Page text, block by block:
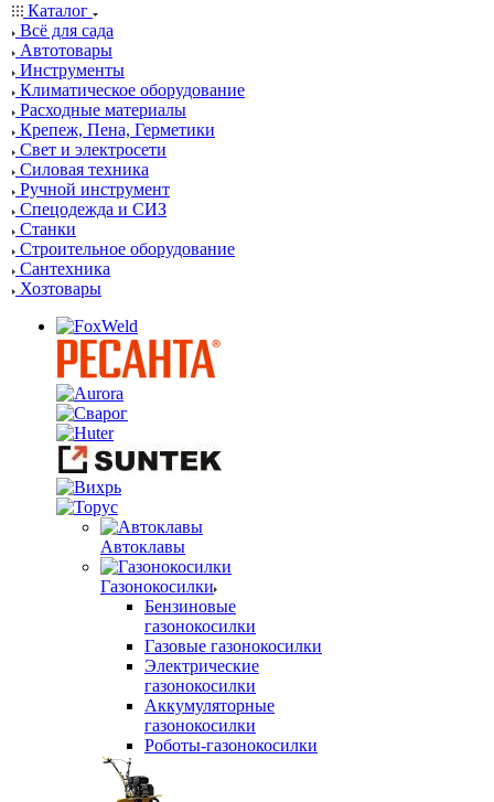
Каталог
Всё для сада
Автотовары
Инструменты
Климатическое оборудование
Расходные материалы
Крепеж, Пена, Герметики
Свет и электросети
Силовая техника
Ручной инструмент
Спецодежда и СИЗ
Станки
Строительное оборудование
Сантехника
Хозтовары
Автоклавы
Газонокосилки
Бензиновые
газонокосилки
Газовые газонокосилки
Электрические
газонокосилки
Аккумуляторные
газонокосилки
Роботы-газонокосилки